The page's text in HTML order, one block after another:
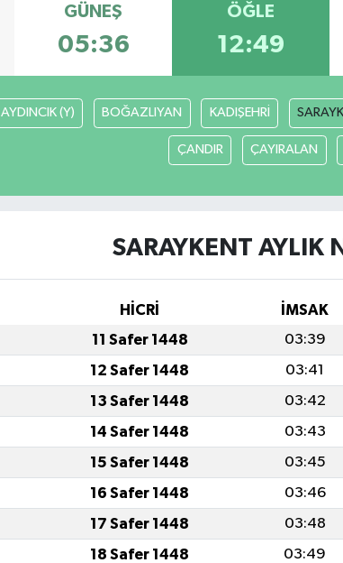
GÜNEŞ
05:36
ÖĞLE
12:49
AYDINCIK (Y) BOĞAZLIYAN KADIŞEHRİ
ÇANDIR ÇAYIRALAN
SARAYKENT AYLIK
HİCRİ İMSAK
11 Safer 1448 03:39
12 Safer 1448 03:41
13 Safer 1448 03:42
14 Safer 1448 03:43
15 Safer 1448 03:45
16 Safer 1448 03:46
17 Safer 1448 03:48
18 Safer 1448 03:49